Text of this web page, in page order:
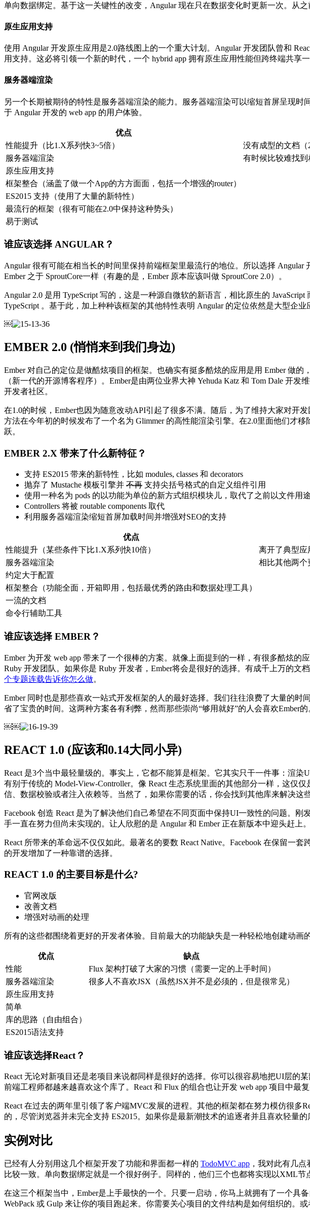
单向数据绑定。基于这一关键性的改变，Angular 现在只在数据变化时更新一次。从
原生应用支持
使用 Angular 开发原生应用是2.0路线图上的一个重大计划。Angular 开发团队曾和
用支持。这必将引领一个新的时代，一个 hybrid app 拥有原生应用性能但跨终端共享
服务器端渲染
另一个长期被期待的特性是服务器端渲染的能力。服务器端渲染可以缩短首屏呈现
于 Angular 开发的 web app 的用户体验。
优点
性能提升（比1.X系列快3~5倍）
没有成型的文档（
服务器端渲染
有时候比较难找到
原生应用支持
框架整合（涵盖了做一个App的方方面面，包括一个增强的router）
ES2015 支持（使用了大量的新特性）
最流行的框架（很有可能在2.0中保持这种势头）
易于测试
谁应该选择 ANGULAR？
Angular 很有可能在相当长的时间里保持前端框架里最流行的地位。所以选择
Ember 之于 SproutCore一样（有趣的是，Ember 原本应该叫做 SproutCore 2.0）。
Angular 2.0 是用 TypeScript 写的，这是一种源自微软的新语言，相比原生的
TypeScript 。基于此，加上种种该框架的其他特性表明 Angular 的定位依然是大型企
￼
EMBER 2.0 (悄悄来到我们身边)
Ember 对自己的定位是做酷炫项目的框架。也确实有挺多酷炫的应用是用 Ember 做的
（新一代的开源博客程序）。Ember是由两位业界大神 Yehuda Katz 和 Tom Dale
开发者社区。
在1.0的时候，Ember也因为随意改动API引起了很多不满。随后，为了维持大家对
方法在今年初的时候发布了一个名为 Glimmer 的高性能渲染引擎。在2.0里面他们才
跃。
EMBER 2.X 带来了什么新特征？
支持 ES2015 带来的新特性，比如 modules, classes 和 decorators
抛弃了 Mustache 模板引擎并 不再 支持尖括号格式的自定义组件引用
使用一种名为 pods 的以功能为单位的新方式组织模块儿，取代了之前以文件用
Controllers 将被 routable components 取代
利用服务器端渲染缩短首屏加载时间并增强对SEO的支持
优点
性能提升（某些条件下比1.X系列快10倍）
离开了典型应
服务器端渲染
相比其他两个
约定大于配置
框架整合（功能全面，开箱即用，包括最优秀的路由和数据处理工具）
一流的文档
命令行辅助工具
谁应该选择 EMBER？
Ember 为开发 web app 带来了一个很棒的方案。就像上面提到的一样，有很多酷炫的
Ruby 开发团队。如果你是 Ruby 开发者，Ember将会是很好的选择。有成千上万的文
个专题连载告诉你怎么做。
Ember 同时也是那些喜欢一站式开发框架的人的最好选择。我们往往浪费了大量的
省了宝贵的时间。这两种方案各有利弊，然而那些崇尚“够用就好”的人会喜欢Ember的
￼￼
REACT 1.0 (应该和0.14大同小异)
React 是3个当中最轻量级的。事实上，它都不能算是框架。它其实只干一件事：渲
有别于传统的 Model-View-Controller。像 React 生态系统里面的其他部分一样，这
信、数据校验或者注入依赖等。当然了，如果你需要的话，你会找到其他库来解决这
Facebook 创造 React 是为了解决他们自己希望在不同页面中保持UI一致性的问题。
手一直在努力但尚未实现的。让人欣慰的是 Angular 和 Ember 正在新版本中迎头赶上。
React 所带来的革命远不仅仅如此。最著名的要数 React Native。Facebook 在保留一
的开发增加了一种靠谱的选择。
REACT 1.0 的主要目标是什么?
官网改版
改善文档
增强对动画的处理
所有的这些都围绕着更好的开发者体验。目前最大的功能缺失是一种轻松地创建动画
优点
缺点
性能
Flux 架构打破了大家的习惯（需要一定的上手时间）
服务器端渲染
很多人不喜欢JSX（虽然JSX并不是必须的，但是很常见）
原生应用支持
简单
库的思路（自由组合）
ES2015语法支持
谁应该选择React？
React 无论对新项目还是老项目来说都同样是很好的选择。你可以很容易地把UI层的
前端工程师都越来越喜欢这个库了。React 和 Flux 的组合也让开发 web app 项目中最
React 在过去的两年里引领了客户端MVC发展的进程。其他的框架都在努力模仿很多
的，尽管浏览器并未完全支持 ES2015。如果你是最新潮技术的追逐者并且喜欢轻量的
实例对比
已经有人分别用这几个框架开发了功能和界面都一样的 TodoMVC app ，我对此有几
比较一致。单向数据绑定就是一个很好例子。同样的，他们三个也都将实现以XML节
在这三个框架当中，Ember是上手最快的一个。只要一启动，你马上就拥有了一个
WebPack 或 Gulp 来让你的项目跑起来。你需要关心项目的文件结构是如何组织的。